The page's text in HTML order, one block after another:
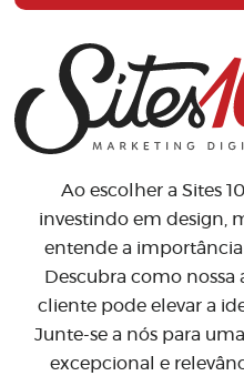
Ao escolher a Sites
investindo em design,
entende a importância
Descubra como
cliente pode elevar a
Junte-se a nós para
excepcional e